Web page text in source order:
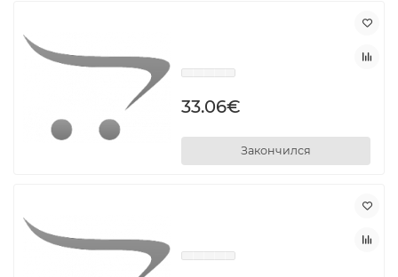
33.06€
Закончился